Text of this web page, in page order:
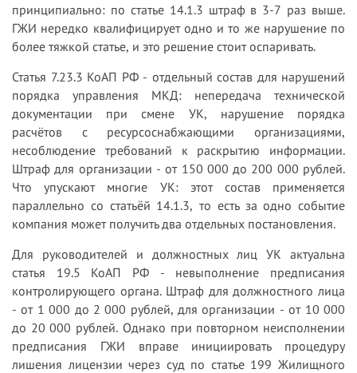
принципиально: по статье 14.1.3 штраф в 3-7 раз выше.
ГЖИ нередко квалифицирует одно и то же нарушение по
более тяжкой статье, и это решение стоит оспаривать.
Статья 7.23.3 КоАП РФ - отдельный состав для нарушений
порядка управления МКД: непередача технической
документации при смене УК, нарушение порядка
расчётов с ресурсоснабжающими организациями,
несоблюдение требований к раскрытию информации.
Штраф для организации - от 150 000 до 200 000 рублей.
Что упускают многие УК: этот состав применяется
параллельно со статьёй 14.1.3, то есть за одно событие
компания может получить два отдельных постановления.
Для руководителей и должностных лиц УК актуальна
статья 19.5 КоАП РФ - невыполнение предписания
контролирующего органа. Штраф для должностного лица
- от 1 000 до 2 000 рублей, для организации - от 10 000
до 20 000 рублей. Однако при повторном неисполнении
предписания ГЖИ вправе инициировать процедуру
лишения лицензии через суд по статье 199 Жилищного